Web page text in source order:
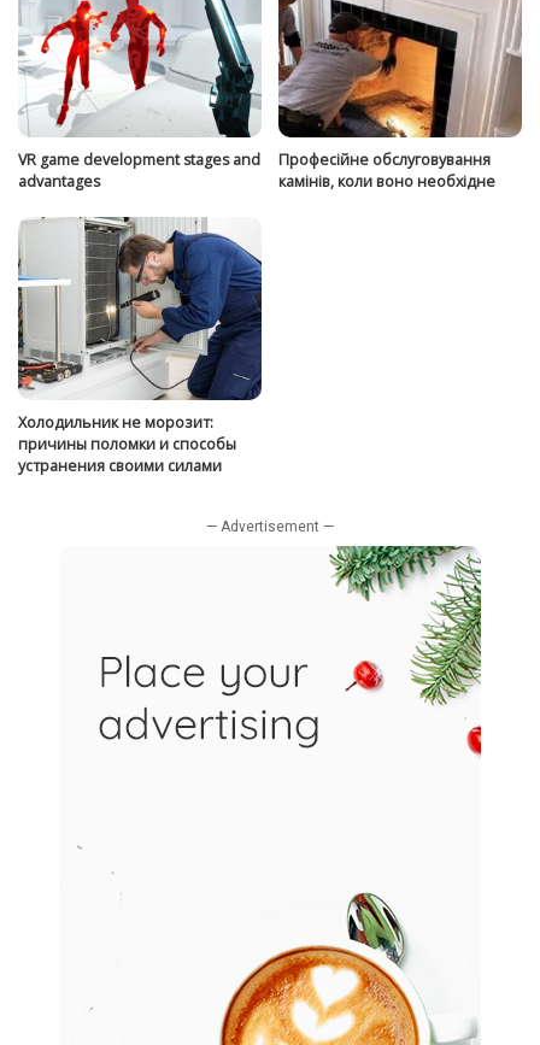
VR game development stages and
advantages
Професійне обслуговування
камінів, коли воно необхідне
Холодильник не морозит:
причины поломки и способы
устранения своими силами
— Advertisement —